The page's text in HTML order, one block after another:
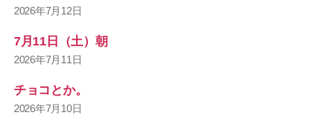
2026年7月12日
7月11日（土）朝
2026年7月11日
チョコとか。
2026年7月10日